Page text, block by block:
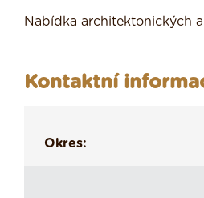
Nabídka architektonických
Kontaktní
Okres: